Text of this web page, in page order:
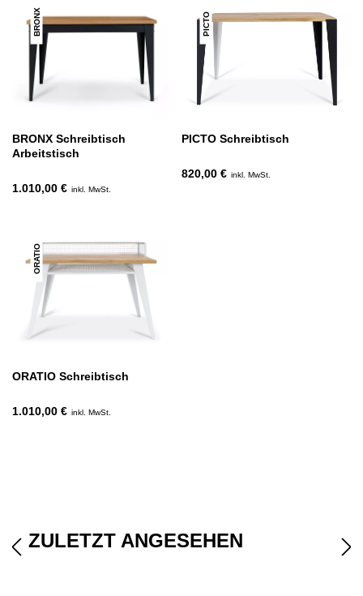
BRONX
BRONX Schreibtisch
Arbeitstisch
1.010,00 € inkl. MwSt.
PICTO
PICTO Schreibtisch
820,00 € inkl. MwSt.
ORATIO
ORATIO Schreibtisch
1.010,00 € inkl. MwSt.
ZULETZT ANGESEHEN